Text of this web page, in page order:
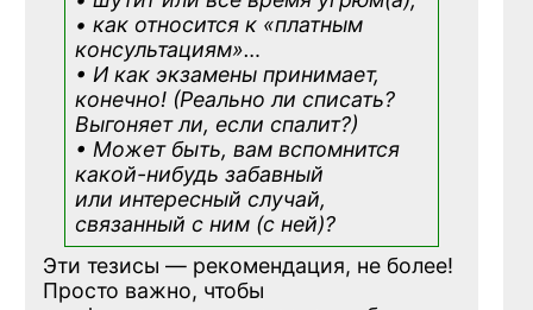
• как относится к «платным
консультациям»…
• И как экзамены принимает,
конечно! (Реально ли списать?
Выгоняет ли, если спалит?)
• Может быть, вам вспомнится
какой-нибудь забавный
или интересный случай,
связанный с ним (с ней)?
Эти тезисы — рекомендация, не более!
Просто важно, чтобы